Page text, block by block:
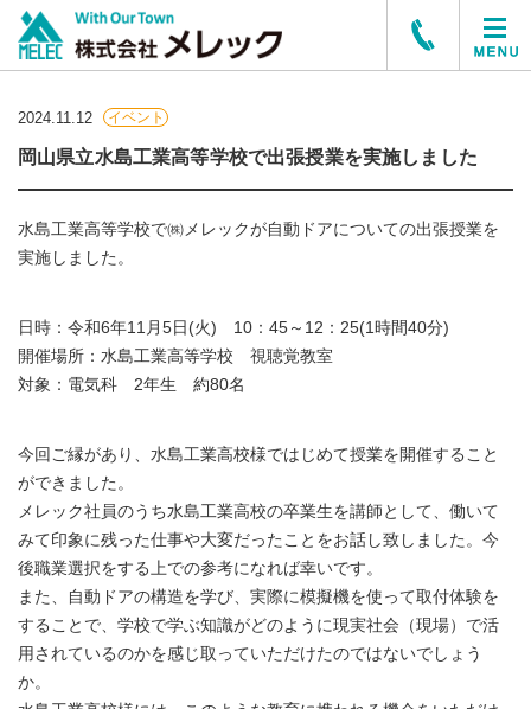
2024.11.12 イベント
岡山県立水島工業高等学校で出張授業を実施しました
水島工業高等学校で㈱メレックが自動ドアについての出張授業を
実施しました。
日時：令和6年11月5日(火) 10：45～12：25(1時間40分)
開催場所：水島工業高等学校 視聴覚教室
対象：電気科 2年生 約80名
今回ご縁があり、水島工業高校様ではじめて授業を開催すること
ができました。
メレック社員のうち水島工業高校の卒業生を講師として、働いて
みて印象に残った仕事や大変だったことをお話し致しました。今
後職業選択をする上での参考になれば幸いです。
また、自動ドアの構造を学び、実際に模擬機を使って取付体験を
することで、学校で学ぶ知識がどのように現実社会（現場）で活
用されているのかを感じ取っていただけたのではないでしょう
か。